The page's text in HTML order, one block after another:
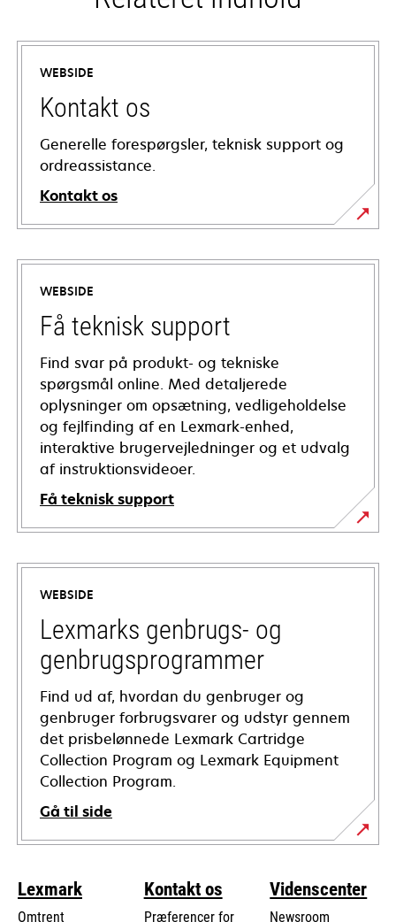
WEBSIDE
Kontakt os
Generelle forespørgsler, teknisk support og
ordreassistance.
Kontakt os
WEBSIDE
Få teknisk support
Find svar på produkt- og tekniske
spørgsmål online. Med detaljerede
oplysninger om opsætning, vedligeholdelse
og fejlfinding af en Lexmark-enhed,
interaktive brugervejledninger og et udvalg
af instruktionsvideoer.
Få teknisk support
opens
in
new
tab
WEBSIDE
Lexmarks genbrugs- og
genbrugsprogrammer
Find ud af, hvordan du genbruger og
genbruger forbrugsvarer og udstyr gennem
det prisbelønnede Lexmark Cartridge
Collection Program og Lexmark Equipment
Collection Program.
Gå til side
Lexmark
Omtrent
Kontakt os
Præferencer for
Videnscenter
Newsroom